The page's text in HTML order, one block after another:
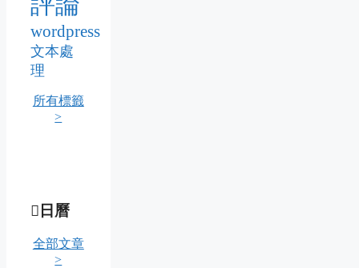
wordpress
文本處
理
所有標籤
>
日曆
全部文章
>